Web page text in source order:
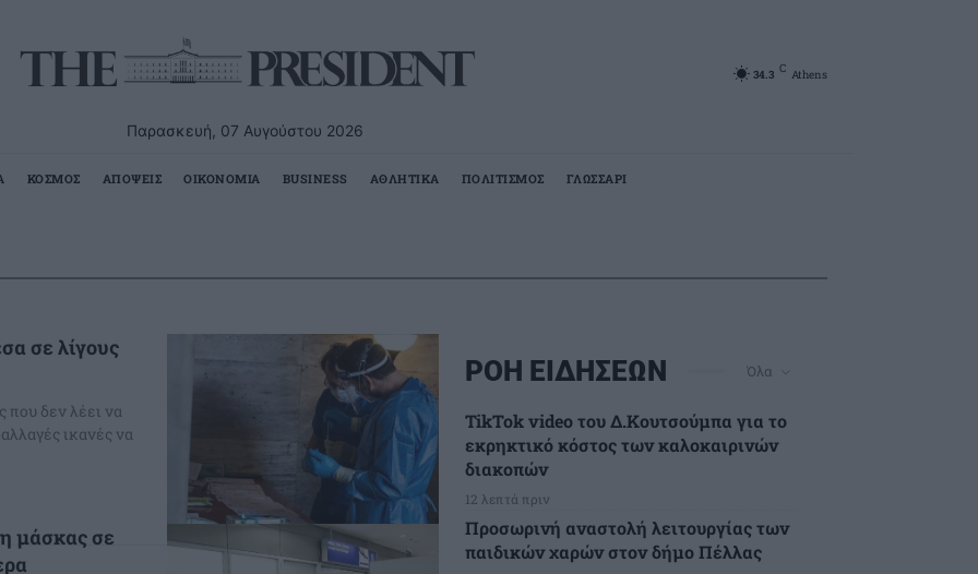
Παρασκευή, 07 Αυγούστου 2026
34.3 C Athens
ΚΟΣΜΟΣ ΑΠΟΨΕΙΣ ΟΙΚΟΝΟΜΙΑ BUSINESS ΑΘΛΗΤΙΚΑ ΠΟΛΙΤΙΣΜΟΣ ΓΛΩΣΣΑΡΙ
σε λίγους
που δεν λέει να
ικανές να
μάσκας σε
ΡΟΗ ΕΙΔΗΣΕΩΝ Όλα
TikTok video του Δ.Κουτσούμπα για το
εκρηκτικό κόστος των καλοκαιρινών
διακοπών
12 λεπτά πριν
Προσωρινή αναστολή λειτουργίας των
παιδικών χαρών στον δήμο Πέλλας